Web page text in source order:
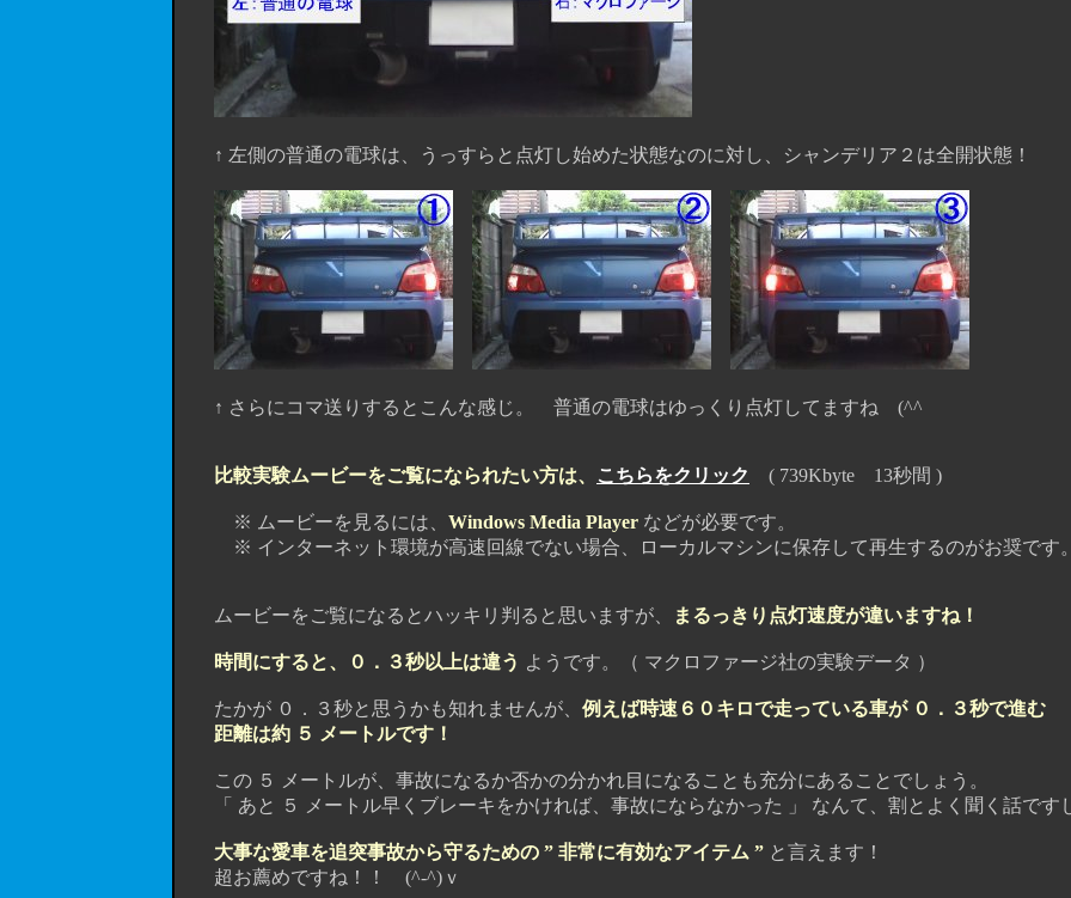
↑ 左側の普通の電球は、うっすらと点灯し始めた状態なのに対し、シャンデリア２は全開状態！
↑ さらにコマ送りするとこんな感じ。 普通の電球はゆっくり点灯してますね (^^ゞ
比較実験ムービーをご覧になられたい方は、 こちらをクリック ( 739Kbyte 13秒間 )
※ ムービーを見るには、 Windows Media Player などが必要です。
※ インターネット環境が高速回線でない場合、ローカルマシンに保存して再生するのがお奨です
ムービーをご覧になるとハッキリ判ると思いますが、 まるっきり点灯速度が違いますね！
時間にすると、０．３秒以上は違う ようです。（ マクロファージ社の実験データ ）
たかが ０．３秒と思うかも知れませんが、 例えば時速６０キロで走っている車が ０．３秒で進む
距離は約 ５ メートルです！
この ５ メートルが、事故になるか否かの分かれ目になることも充分にあることでしょう。
「 あと ５ メートル早くブレーキをかければ、事故にならなかった 」 なんて、割とよく聞く話です
大事な愛車を追突事故から守るための ” 非常に有効なアイテム ” と言えます！
超お薦めですね！！ (^-^)ｖ